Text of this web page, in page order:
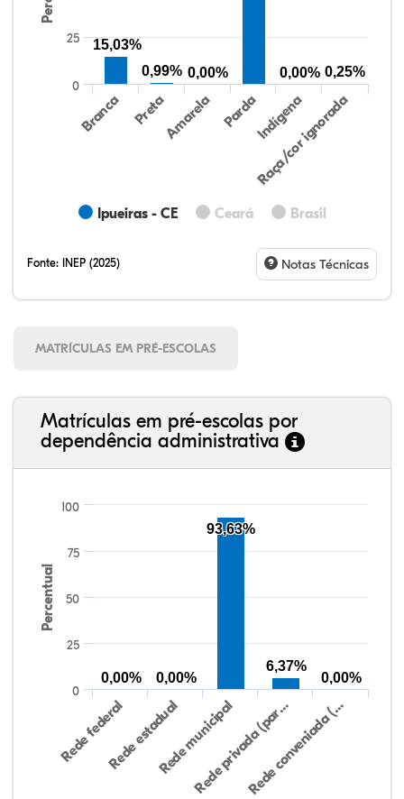
Ipueiras - CE Ceará Brasil
Branca PretaAmarela PardaIndígena
Raça/cor ignorada
0
25
15,03%
0,99% 0,00% 0,00% 0,25%
Fonte: INEP (2025) Notas Técnicas
MATRÍCULAS EM PRÉ-ESCOLAS
Matrículas em pré-escolas por
dependência administrativa
Percentual
Rede federalRede estadualRede municipal
Rede privada (par…Rede conveniada (…
0
25
50
75
100
0,00% 0,00%
93,63%
6,37%
0,00%